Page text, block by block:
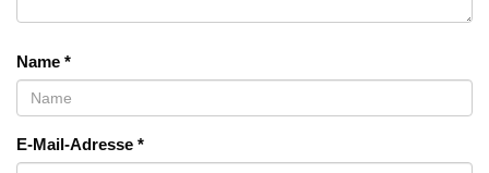
Name *
E-Mail-Adresse *